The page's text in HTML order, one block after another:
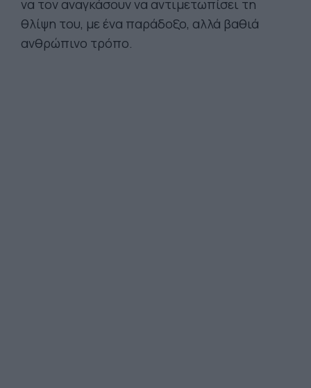
να τον αναγκάσουν να αντιμετωπίσει τη
θλίψη του, με ένα παράδοξο, αλλά βαθιά
ανθρώπινο τρόπο.